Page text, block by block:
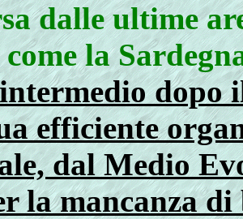
dalle ultime
come la
dopo
efficiente
dal Medio
la mancanza